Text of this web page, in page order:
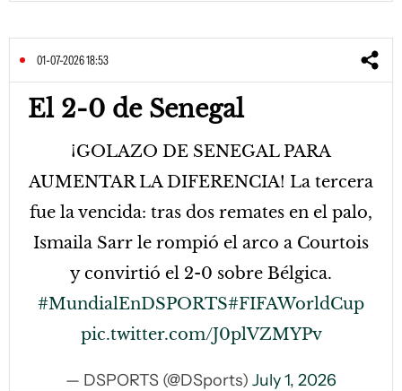
01-07-2026 18:53
El 2-0 de Senegal
¡GOLAZO DE SENEGAL PARA
AUMENTAR LA DIFERENCIA! La tercera
fue la vencida: tras dos remates en el palo,
Ismaila Sarr le rompió el arco a Courtois
y convirtió el 2-0 sobre Bélgica.
#MundialEnDSPORTS#FIFAWorldCup
pic.twitter.com/J0plVZMYPv
— DSPORTS (@DSports) July 1, 2026